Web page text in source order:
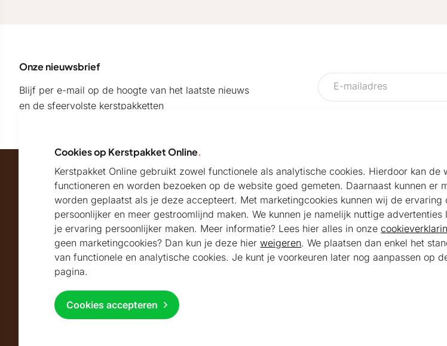
Onze nieuwsbrief
Blijf per e-mail op de hoogte van het laatste nieuws
en de sfeervolste kerstpakketten
Maatschappelijk partner van
Beoordeeld met
Uitstekend
beoordeeld
Volg ons
Helpdesk
Veelgestelde vragen
Klantenservice
Bel ons
085 301 22 55 (NL)
Cookies op Kerstpakket Online.
Kerstpakket Online gebruikt zowel functionele als analytische cookies. Hierdoor kan de
functioneren en worden bezoeken op de website goed gemeten. Daarnaast kunnen er
worden geplaatst als je deze accepteert. Met marketingcookies kunnen wij de ervaring
persoonlijker en meer gestroomlijnd maken. We kunnen je namelijk nuttige advertenties
je ervaring persoonlijker maken. Meer informatie? Lees hier alles in onze
geen marketingcookies? Dan kun je deze hierweigeren. We plaatsen dan enkel het
van functionele en analytische cookies. Je kunt je voorkeuren later nog aanpassen op
pagina.
Cookies accepteren